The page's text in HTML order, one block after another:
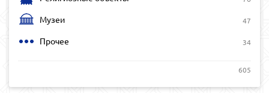
Музеи 47
Прочее 34
605